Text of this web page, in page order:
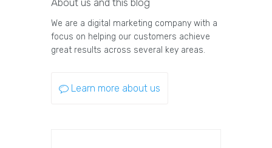
About us and this blog
We are a digital marketing company with a
focus on helping our customers achieve
great results across several key areas.
Learn more about us